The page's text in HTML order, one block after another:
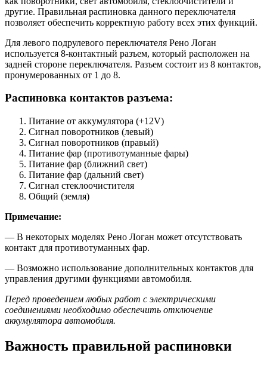
другие. Правильная распиновка данного переключателя
позволяет обеспечить корректную работу всех этих функций.
Для левого подрулевого переключателя Рено Логан
используется 8-контактный разъем, который расположен на
задней стороне переключателя. Разъем состоит из 8 контактов,
пронумерованных от 1 до 8.
Распиновка контактов разъема:
Питание от аккумулятора (+12V)
Сигнал поворотников (левый)
Сигнал поворотников (правый)
Питание фар (противотуманные фары)
Питание фар (ближний свет)
Питание фар (дальний свет)
Сигнал стеклоочистителя
Общий (земля)
Примечание:
— В некоторых моделях Рено Логан может отсутствовать
контакт для противотуманных фар.
— Возможно использование дополнительных контактов для
управления другими функциями автомобиля.
Перед проведением любых работ с электрическими
соединениями необходимо обеспечить отключение
аккумулятора автомобиля.
Важность правильной распиновки